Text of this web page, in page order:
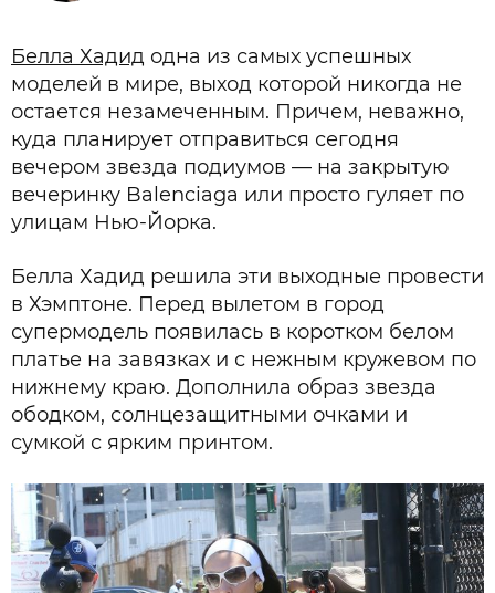
Белла Хадид одна из самых успешных
моделей в мире, выход которой никогда не
остается незамеченным. Причем, неважно,
куда планирует отправиться сегодня
вечером звезда подиумов — на закрытую
вечеринку Balenciaga или просто гуляет по
улицам Нью-Йорка.
Белла Хадид решила эти выходные провести
в Хэмптоне. Перед вылетом в город
супермодель появилась в коротком белом
платье на завязках и с нежным кружевом по
нижнему краю. Дополнила образ звезда
ободком, солнцезащитными очками и
сумкой с ярким принтом.